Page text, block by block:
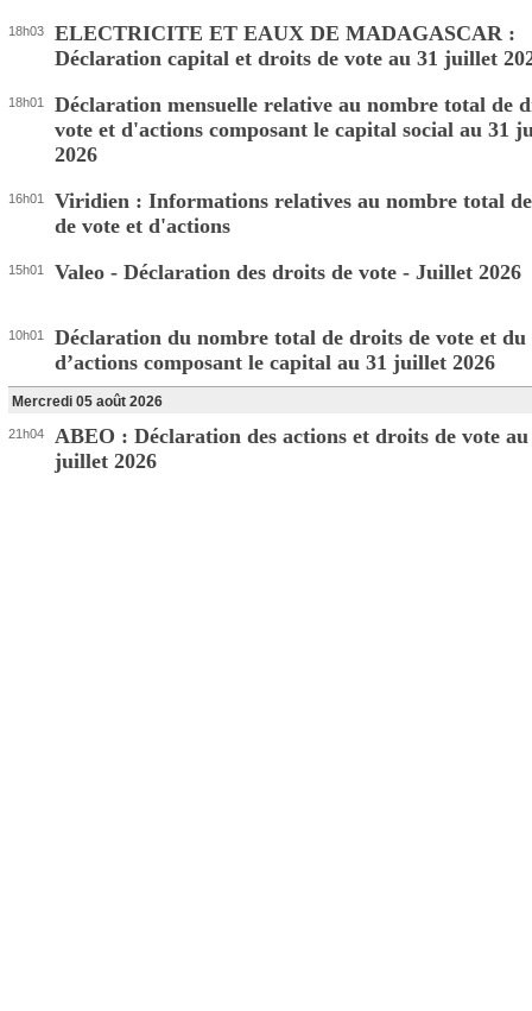
18h03
ELECTRICITE ET EAUX DE MADAGASCAR :
Déclaration capital et droits de vote au 31 juillet
18h01
Déclaration mensuelle relative au nombre total de
vote et d'actions composant le capital social au 31
2026
16h01
Viridien : Informations relatives au nombre total
de vote et d'actions
15h01 Valeo - Déclaration des droits de vote - Juillet 2026
10h01
Déclaration du nombre total de droits de vote et du
d’actions composant le capital au 31 juillet 2026
Mercredi 05 août 2026
21h04
ABEO : Déclaration des actions et droits de vote au
juillet 2026